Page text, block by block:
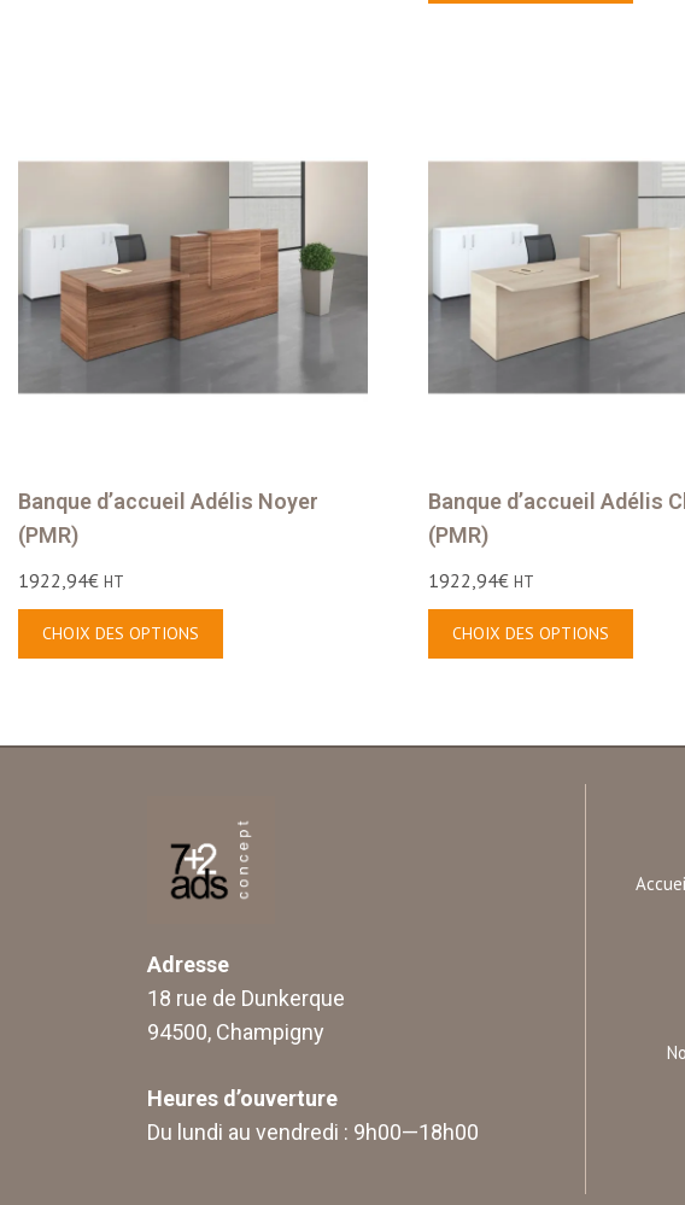
Banque d’accueil Adélis Noyer
(PMR)
1922,94€ HT
CHOIX DES OPTIONS
Banque d’accueil Adélis
(PMR)
1922,94€ HT
CHOIX DES OPTIONS
Adresse
18 rue de Dunkerque
94500, Champigny
Heures d’ouverture
Du lundi au vendredi : 9h00—18h00